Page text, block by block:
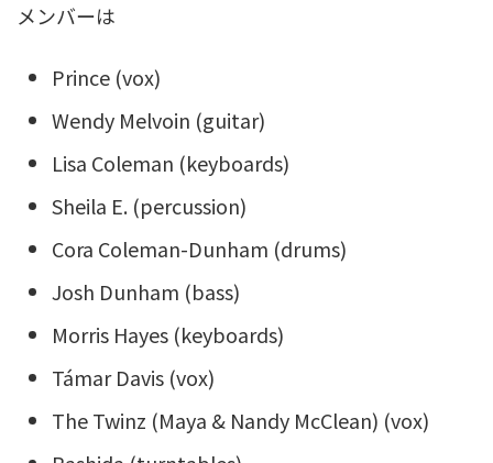
メンバーは
Prince (vox)
Wendy Melvoin (guitar)
Lisa Coleman (keyboards)
Sheila E. (percussion)
Cora Coleman-Dunham (drums)
Josh Dunham (bass)
Morris Hayes (keyboards)
Támar Davis (vox)
The Twinz (Maya & Nandy McClean) (vox)